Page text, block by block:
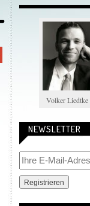
Volker Liedtke
NEWSLETTER